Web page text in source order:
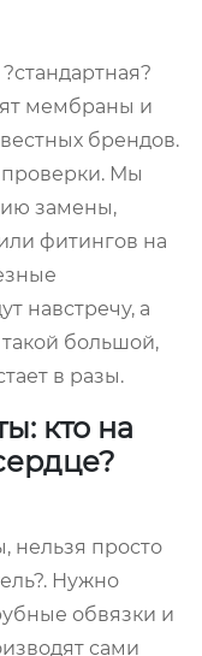
мембраны и
брендов.
проверки. Мы
замены,
фитингов на
навстречу, а
большой,
в разы.
кто на
нельзя просто
Нужно
обвязки и
сами